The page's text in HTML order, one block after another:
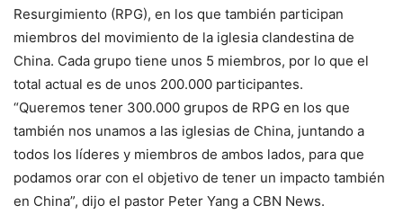
Resurgimiento (RPG), en los que también participan
miembros del movimiento de la iglesia clandestina de
China. Cada grupo tiene unos 5 miembros, por lo que el
total actual es de unos 200.000 participantes.
“Queremos tener 300.000 grupos de RPG en los que
también nos unamos a las iglesias de China, juntando a
todos los líderes y miembros de ambos lados, para que
podamos orar con el objetivo de tener un impacto también
en China”, dijo el pastor Peter Yang a CBN News.